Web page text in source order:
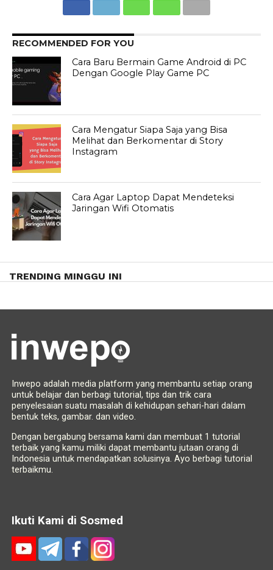
RECOMMENDED FOR YOU
Cara Baru Bermain Game Android di PC
Dengan Google Play Game PC
Cara Mengatur Siapa Saja yang Bisa
Melihat dan Berkomentar di Story
Instagram
Cara Agar Laptop Dapat Mendeteksi
Jaringan Wifi Otomatis
TRENDING MINGGU INI
Inwepo adalah media platform yang membantu setiap orang
untuk belajar dan berbagi tutorial, tips dan trik cara
penyelesaian suatu masalah di kehidupan sehari-hari dalam
bentuk teks, gambar. dan video.
Dengan bergabung bersama kami dan membuat 1 tutorial
terbaik yang kamu miliki dapat membantu jutaan orang di
Indonesia untuk mendapatkan solusinya. Ayo berbagi tutorial
terbaikmu.
Ikuti Kami di Sosmed